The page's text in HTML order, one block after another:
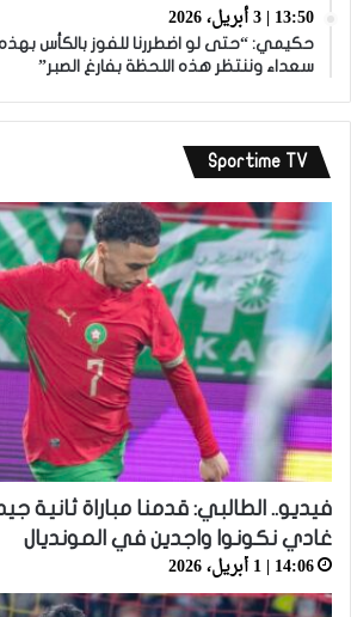
13:50 | 3 أبريل، 2026
حكيمي: “حتى لو اضطررنا للفوز بالكأس
سعداء وننتظر هذه اللحظة بفارغ الصبر”
Sportime TV
فيديو.. الطالبي: قدمنا مباراة ثانية
غادي نكونوا واجدين في المونديال
14:06 | 1 أبريل، 2026